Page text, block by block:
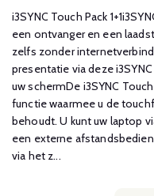
i3SYNC Touch Pack
een ontvanger en een
zelfs zonder
presentatie via deze
uw schermDe i3SYNC
functie waarmee u de
behoudt. U kunt uw laptop
een externe
via het z...